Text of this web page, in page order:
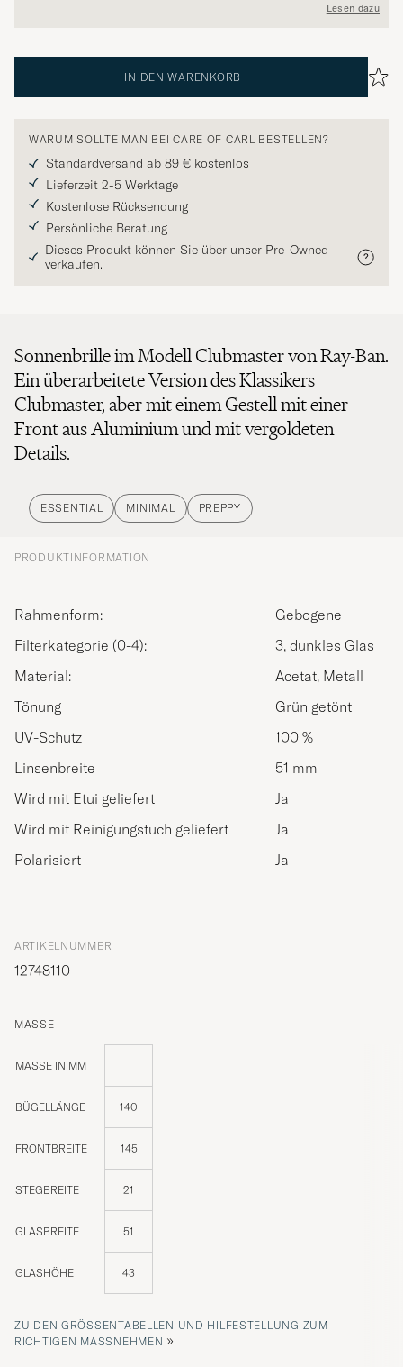
Lesen dazu
IN DEN WARENKORB
WARUM SOLLTE MAN BEI CARE OF CARL BESTELLEN?
Standardversand ab 89 € kostenlos
Lieferzeit 2-5 Werktage
Kostenlose Rücksendung
Persönliche Beratung
Dieses Produkt können Sie über unser Pre-Owned
verkaufen.
Sonnenbrille im Modell Clubmaster von Ray-Ban.
Ein überarbeitete Version des Klassikers
Clubmaster, aber mit einem Gestell mit einer
Front aus Aluminium und mit vergoldeten
Details.
ESSENTIAL MINIMAL PREPPY
PRODUKTINFORMATION
Rahmenform:
Gebogene
Filterkategorie (0-4):
3, dunkles Glas
Material:
Acetat, Metall
Tönung
Grün getönt
UV-Schutz
100 %
Linsenbreite
51 mm
Wird mit Etui geliefert
Ja
Wird mit Reinigungstuch geliefert
Ja
Polarisiert
Ja
ARTIKELNUMMER
12748110
MASSE
MASSE IN MM
BÜGELLÄNGE 140
FRONTBREITE 145
STEGBREITE 21
GLASBREITE 51
GLASHÖHE 43
ZU DEN GRÖSSENTABELLEN UND HILFESTELLUNG ZUM R
ICHTIGEN MASSNEHMEN
»